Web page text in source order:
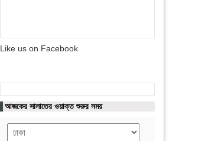
Like us on Facebook
আজকের সালাতের ওয়াক্ত শুরুর সময়